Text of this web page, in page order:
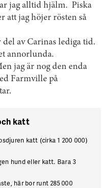
jag alltid hjälm. Piska
att jag höjer rösten så
av ­Carinas lediga tid.
annorlunda.
jag är nog den enda
Farmville på
katt
katt (cirka 1 200 000)
hund eller katt. Bara 3
här bor runt 285 000